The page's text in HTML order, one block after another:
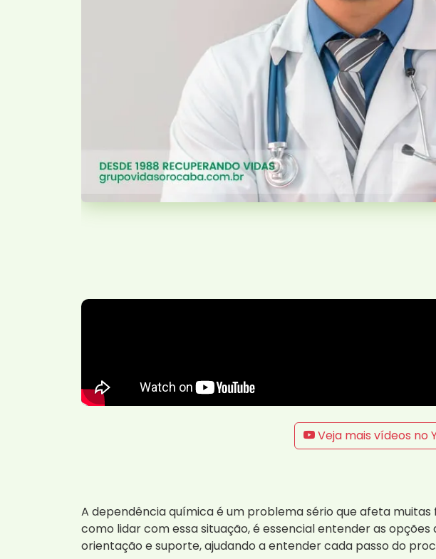
Veja mais vídeos no
A dependência química é um problema sério que afeta
como lidar com essa situação, é essencial entender as
orientação e suporte, ajudando a entender cada passo do